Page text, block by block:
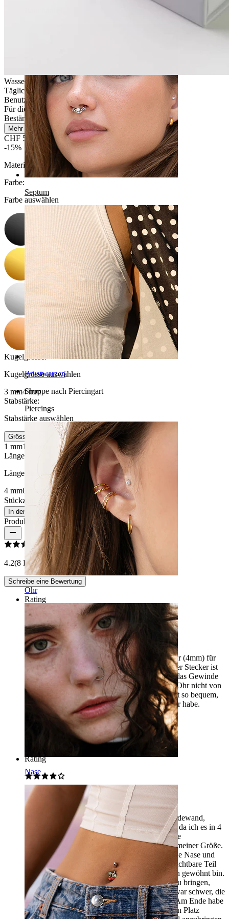
Septum
Brustwarzen
Shoppe nach Piercingart
Piercings
Ohr
Nase
Wasserfest
Tägliches Tragen
Benutzerfreundlich
Für die meisten Hauttypen
Beständig
Mehr lesen
CHF 5.87CHF 6.90
-15%
Material:Chirurgenstahl
Farbe:
Farbe auswählen
Kugelgrösse
Kugelgrösse auswählen
3 mm4 mm
Stabstärke:
Stabstärke auswählen
Grösseninfo
1 mm1,2 mm
Länge
Länge auswählen
4 mm6 mm
8 mm
Stückzahl: 1
Ändern
In den Warenkorb
Produktbewertungen
4.2(8 Bewertungen)
Schreibe eine Bewertung
Rating
Labret aus Roségold
Ich habe lange nach einem so kurzen Ohrstecker (4mm) für
mein Concha gesucht und endlich gefunden. Der Stecker ist
sehr angenehm, lässt sich leicht anbringen und das Gewinde
hält gut. Jetzt schlafe ich viel besser, weil mein Ohr nicht von
einem zu langen Ohrstecker schmerzt. Dieser ist so bequem,
dass ich nicht einmal merke, dass ich ihn im Ohr habe.
Aneta Verifizierter Kauf
AI-Übersetzung Original anzeigen
Rating
Kleine Grösse, schwierig einzusetzen!
Ich habe eine normalerweise dünne Nasenscheidewand,
deshalb habe ich dieses Schmuckstück gekauft, da ich es in 4
mm Länge bekommen konnte. Ich hätte mir eine
kugelförmige gewünscht, aber die war nicht in meiner Größe.
Es hat in der Größe die beste Passform für meine Nase und
fühlt sich gut an. Der flache, scheibenförmige sichtbare Teil
hat eine etwas seltsame Form, da ich nicht daran gewöhnt bin.
Aber das Schwierigste war, es an seinen Platz zu bringen,
besonders in dem engen Bereich der Nase. Es war schwer, die
Teile mit den Fingern oder Zangen zu packen. Am Ende habe
ich das Schmuckstück mit den Fingern an seinen Platz